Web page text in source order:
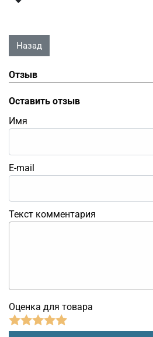
Отзыв
Оставить отзыв
Имя
E-mail
Текст комментария
Оценка для товара